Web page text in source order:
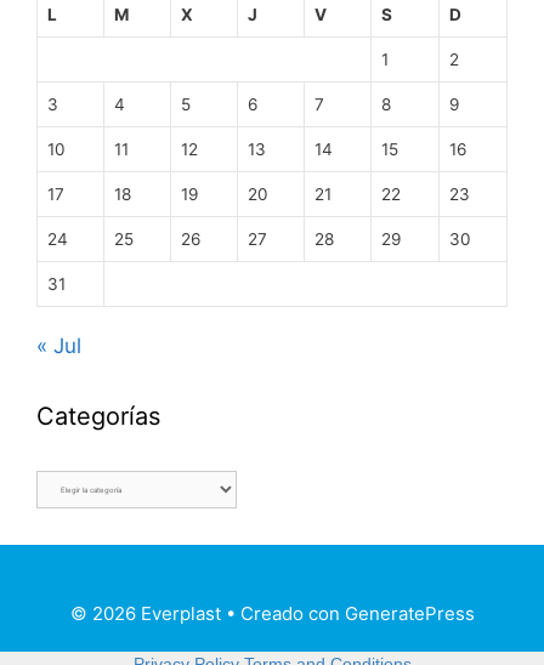
L M X J V S D
1 2
3 4 5 6 7 8 9
10 11 12 13 14 15 16
17 18 19 20 21 22 23
24 25 26 27 28 29 30
31
« Jul
Categorías
© 2026 Everplast• Creado con GeneratePress